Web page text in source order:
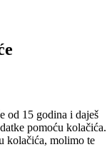
od 15 godina i daješ
pomoću kolačića.
kolačića, molimo te